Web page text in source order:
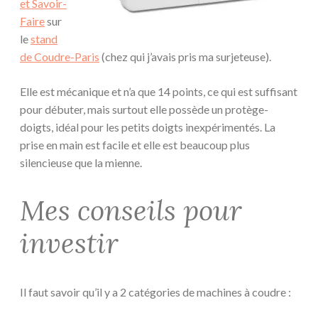
et Savoir-
Fairesur
lestand
de Coudre-Paris (chez qui j’avais pris ma surjeteuse).
Elle est mécanique et n’a que 14 points, ce qui est suffisant
pour débuter, mais surtout elle possède un protège-
doigts, idéal pour les petits doigts inexpérimentés. La
prise en main est facile et elle est beaucoup plus
silencieuse que la mienne.
Mes conseils pour
investir
Il faut savoir qu’il y a 2 catégories de machines à coudre :